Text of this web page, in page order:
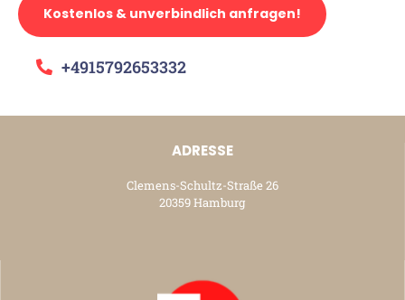
Kostenlos & unverbindlich anfragen!
+4915792653332
ADRESSE
Clemens-Schultz-Straße 26
20359 Hamburg